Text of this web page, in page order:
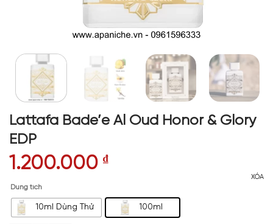
Lattafa Bade’e Al Oud Honor & Glory
EDP
1.200.000 ₫
Dung tích
10ml Dùng Thử 100ml
XÓA